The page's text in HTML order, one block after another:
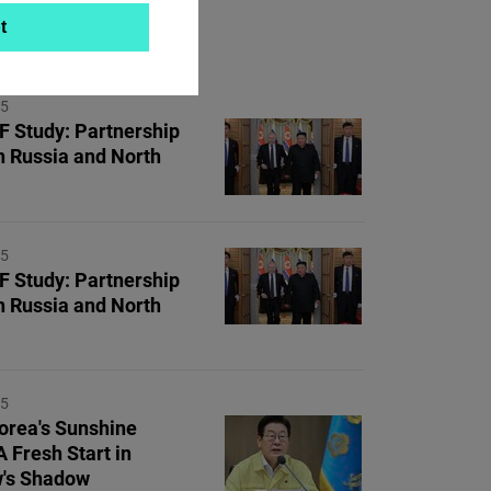
TOPIC
Study: Partnership
Russia and North
Study: Partnership
Russia and North
Sunshine
Fresh Start in
Shadow